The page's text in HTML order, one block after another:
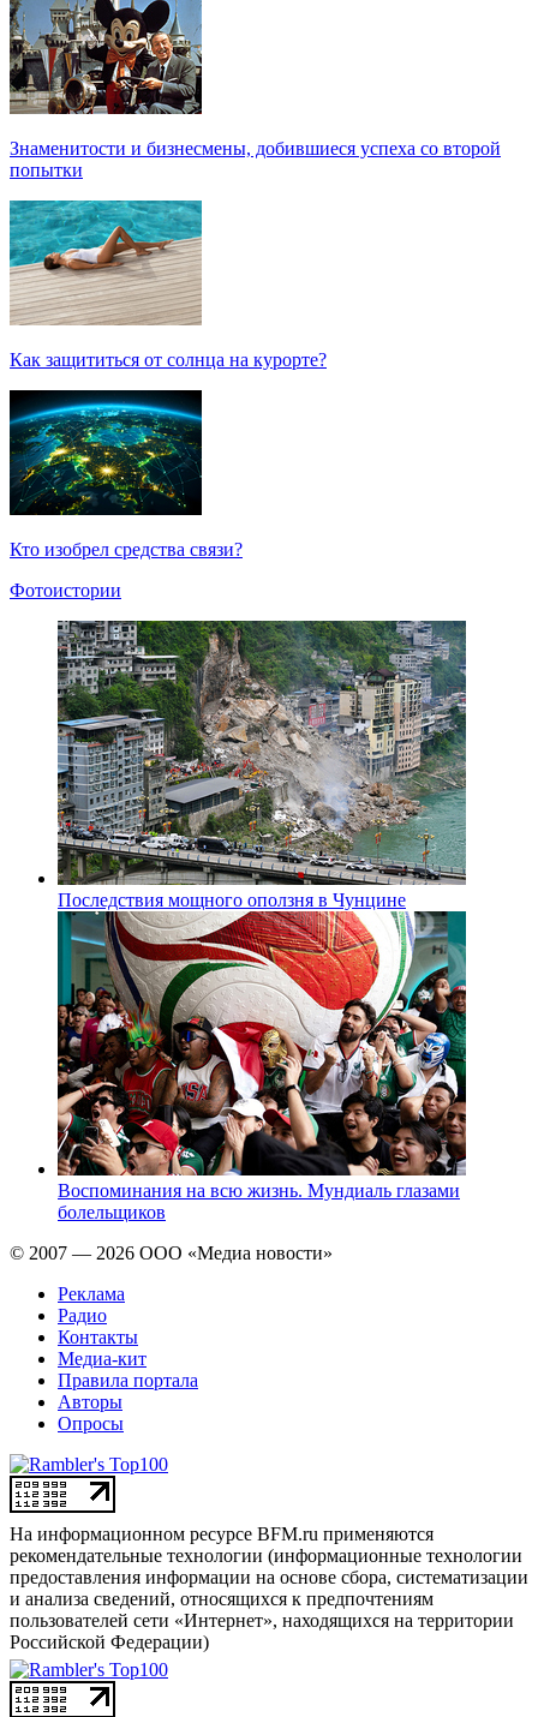
Знаменитости и бизнесмены, добившиеся успеха со второй
попытки
Как защититься от солнца на курорте?
Кто изобрел средства связи?
Фотоистории
Последствия мощного оползня в Чунцине
Воспоминания на всю жизнь. Мундиаль глазами
болельщиков
© 2007 — 2026 ООО «Медиа новости»
Реклама
Радио
Контакты
Медиа-кит
Правила портала
Авторы
Опросы
На информационном ресурсе BFM.ru применяются
рекомендательные технологии (информационные технологии
предоставления информации на основе сбора, систематизации
и анализа сведений, относящихся к предпочтениям
пользователей сети «Интернет», находящихся на территории
Российской Федерации)